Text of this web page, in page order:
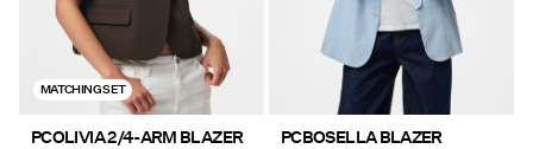
MATCHING SET
PCOLIVIA 2/4-ARM BLAZER
PCBOSELLA BLAZER